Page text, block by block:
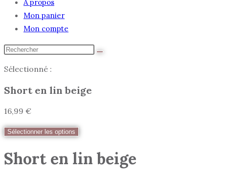
A propos
Mon panier
Mon compte
Sélectionné :
Short en lin beige
16,99 €
Sélectionner les options
Short en lin beige